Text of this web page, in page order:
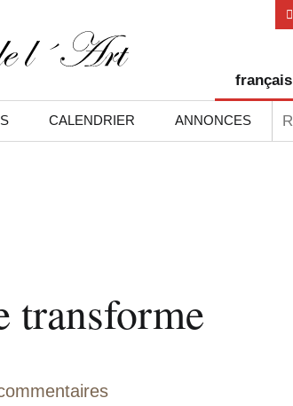
CALENDRIER ANNONCES
français
transforme